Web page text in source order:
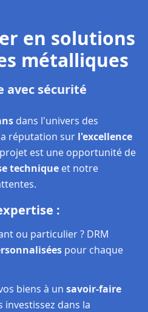
en solutions
métalliques
avec sécurité
dans l'univers des
réputation sur l'excellence
est une opportunité de
technique et notre
:
ou particulier ? DRM
pour chaque
biens à un savoir-faire
investissez dans la